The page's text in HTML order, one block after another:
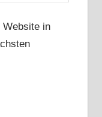
Website in